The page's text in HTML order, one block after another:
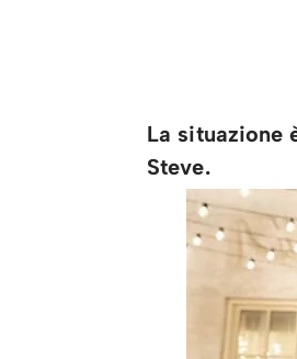
La situazione
Steve.